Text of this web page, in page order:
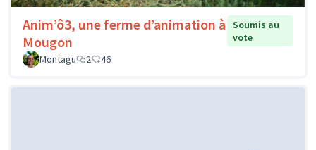
Anim’ô3, une ferme d’animation à
Mougon
Soumis au
vote
Montagu
2 46